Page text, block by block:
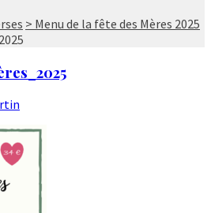
> Menu de la fête des Mères 2025